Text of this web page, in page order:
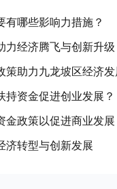
哪些影响力措施？
力经济腾飞与创新升级
策助力九龙坡区经济
资金促进创业发展？
金政策以促进商业发
济转型与创新发展